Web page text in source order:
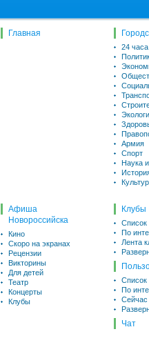
Главная
24 часа
Армия
Спорт
Наука
Афиша
Новороссийска
Кино
Скоро на экранах
Рецензии
Викторины
Для детей
Театр
Концерты
Клубы
Клубы
Список
По
Лента
Список
По
Сейчас
Чат